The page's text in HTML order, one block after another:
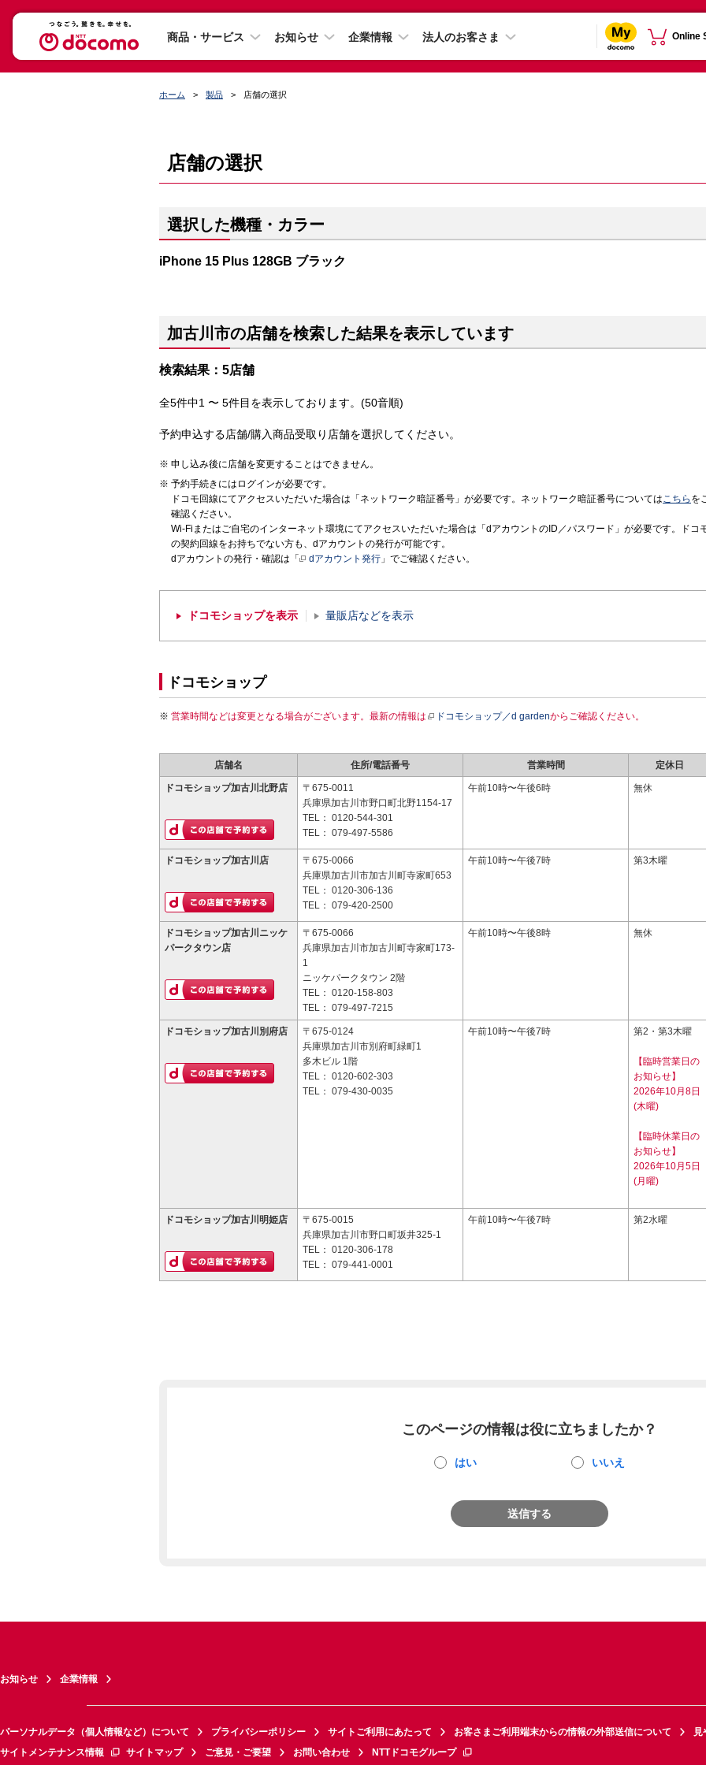
商品・サービス お知らせ 企業情報 法人のお客さま Online
ホーム 製品 店舗の選択
店舗の選択
選択した機種・カラー
iPhone 15 Plus 128GB ブラック
加古川市の店舗を検索した結果を表示しています
検索結果：5店舗
全5件中1 〜 5件目を表示しております。(50音順)
予約申込する店舗/購入商品受取り店舗を選択してください。
申し込み後に店舗を変更することはできません。
予約手続きにはログインが必要です。
ドコモ回線にてアクセスいただいた場合は「ネットワーク暗証番号」が必要です。ネットワーク暗証番号についてはこちら を
確認ください。
Wi-Fiまたはご自宅のインターネット環境にてアクセスいただいた場合は「dアカウントのID／パスワード」が必要です。ドコ
の契約回線をお持ちでない方も、dアカウントの発行が可能です。
dアカウントの発行・確認は「
dアカウント発行 」でご確認ください。
ドコモショップを表示 量販店などを表示
ドコモショップ
営業時間などは変更となる場合がございます。最新の情報は ドコモショップ／d gardenからご確認ください。
店舗名 住所/電話番号 営業時間 定休日
ドコモショップ加古川北野店
〒675-0011
兵庫県加古川市野口町北野1154-17
TEL： 0120-544-301
TEL： 079-497-5586
午前10時〜午後6時 無休
ドコモショップ加古川店
〒675-0066
兵庫県加古川市加古川町寺家町653
TEL： 0120-306-136
TEL： 079-420-2500
午前10時〜午後7時 第3木曜
ドコモショップ加古川ニッケ
パークタウン店
〒675-0066
兵庫県加古川市加古川町寺家町173-
1
ニッケパークタウン 2階
TEL： 0120-158-803
TEL： 079-497-7215
午前10時〜午後8時 無休
ドコモショップ加古川別府店
〒675-0124
兵庫県加古川市別府町緑町1
多木ビル 1階
TEL： 0120-602-303
TEL： 079-430-0035
午前10時〜午後7時 第2・第3木曜
【臨時営業日の
お知らせ】
2026年10月8日
(木曜)
【臨時休業日の
お知らせ】
2026年10月5日
(月曜)
ドコモショップ加古川明姫店
〒675-0015
兵庫県加古川市野口町坂井325-1
TEL： 0120-306-178
TEL： 079-441-0001
午前10時〜午後7時 第2水曜
このページの情報は役に立ちましたか？
はい いいえ
送信する
お知らせ 企業情報
パーソナルデータ（個人情報など）について プライバシーポリシー サイトご利用にあたって お客さまご利用端末からの情報の外部送信について
見
サイトメンテナンス情報
サイトマップ ご意見・ご要望 お問い合わせ NTTドコモグループ